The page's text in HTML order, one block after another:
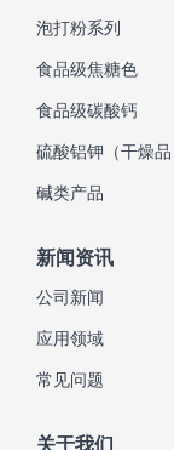
泡打粉系列
食品级焦糖色
食品级碳酸钙
硫酸铝钾（干燥品
碱类产品
新闻资讯
公司新闻
应用领域
常见问题
关于我们